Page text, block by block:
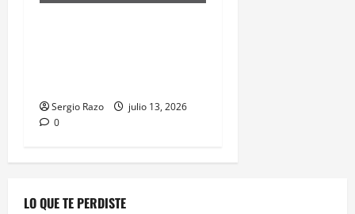
Sergio Razo
julio 13, 2026
0
LO QUE TE PERDISTE